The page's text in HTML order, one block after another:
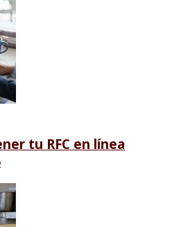
tu RFC en línea